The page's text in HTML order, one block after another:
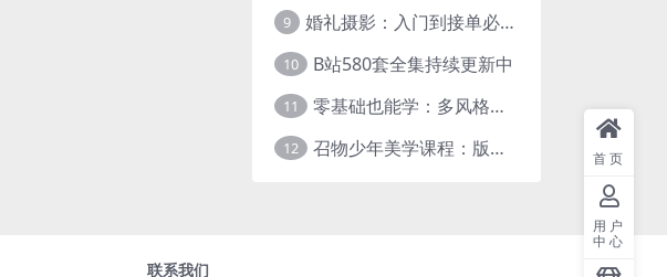
9 婚礼摄影：入门到接单必修课
10 B站580套全集持续更新中
11 零基础也能学：多风格人像摄影系统课
12 召物少年美学课程：版式与视觉第五期
联系我们
首页
用户
中心